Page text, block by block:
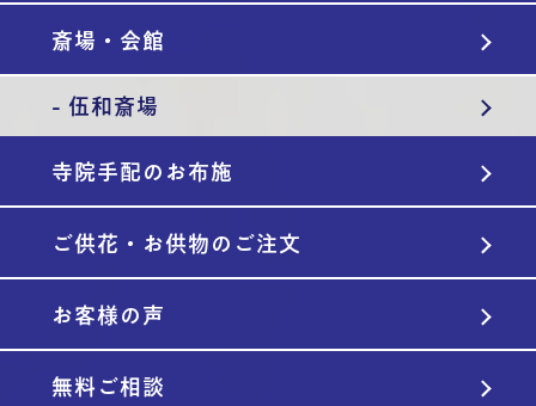
斎場・会館
- 伍和斎場
寺院手配のお布施
ご供花・お供物のご注文
お客様の声
無料ご相談